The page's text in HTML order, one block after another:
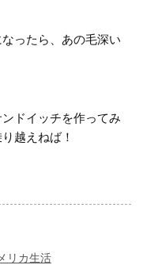
ったら、あの毛深い
ドイッチを作ってみ
越えねば！
リカ生活